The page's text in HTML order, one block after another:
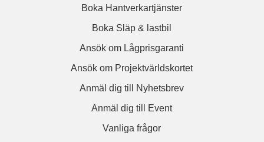
Boka Hantverkartjänster
Boka Släp & lastbil
Ansök om Lågprisgaranti
Ansök om Projektvärldskortet
Anmäl dig till Nyhetsbrev
Anmäl dig till Event
Vanliga frågor